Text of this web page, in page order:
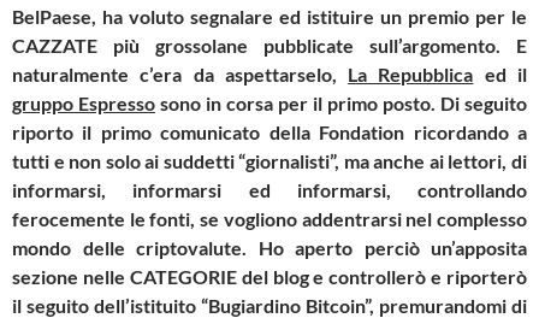
BelPaese, ha voluto segnalare ed istituire un premio per le
CAZZATE più grossolane pubblicate sull’argomento. E
naturalmente c’era da aspettarselo, La Repubblica ed il
gruppo Espresso sono in corsa per il primo posto. Di seguito
riporto il primo comunicato della Fondation ricordando a
tutti e non solo ai suddetti “giornalisti”, ma anche ai lettori, di
informarsi, informarsi ed informarsi, controllando
ferocemente le fonti, se vogliono addentrarsi nel complesso
mondo delle criptovalute. Ho aperto perciò un’apposita
sezione nelle CATEGORIE del blog e controllerò e riporterò
il seguito dell’istituito “Bugiardino Bitcoin”, premurandomi di